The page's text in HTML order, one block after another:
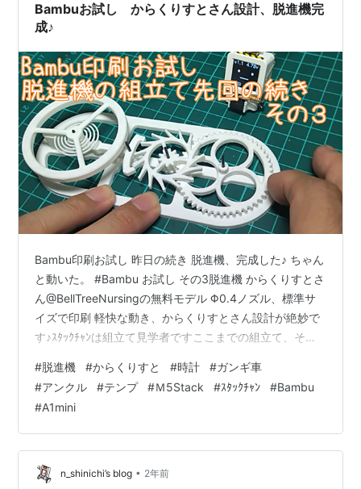
Bambuお試し からくりすとさん設計、脱進機完
成♪
Bambu印刷お試し 昨日の続き 脱進機、完成した♪ ちゃん
と動いた。 #Bambu お試し その3脱進機 からくりすとさ
ん@BellTreeNursingの無料モデル Φ0.4ノズル、標準サ
イズで印刷 軽快な動き、からくりすとさん設計が絶妙で
す♪ｽﾀｯｸﾁｬﾝは組立て見学者ですここまでの組立て、その
ﾁｬﾝ #A1mini pic.twitter.com/9w36J99RCl — しん
(@shinichi_nin) 2024年11月14日 脱進機、それなりにわ
かってるつもりだったけど 改めて勉強するきっ…
#脱進機 #からくりすと #時計 #ガンギ車
#アンクル #テンプ #Ｍ5Stack #ｽﾀｯｸﾁｬﾝ #Bambu
#A1mini
n_shinichi’s blog • 2年前